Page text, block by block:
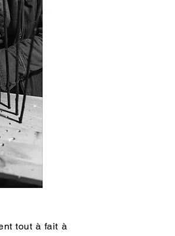
tout à fait à